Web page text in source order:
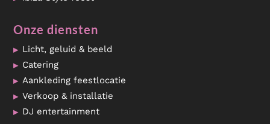
Onze diensten
Licht, geluid & beeld
Catering
Aankleding feestlocatie
Verkoop & installatie
DJ entertainment